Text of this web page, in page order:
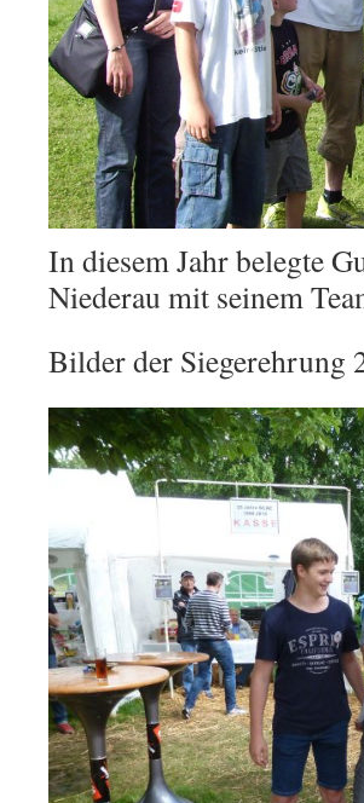
In diesem Jahr belegte
Niederau mit seinem
Bilder der Siegerehrung